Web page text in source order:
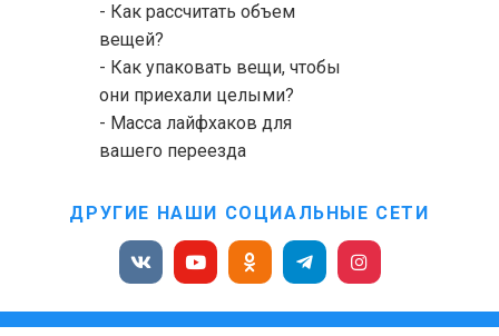
- Как рассчитать объем
вещей?
- Как упаковать вещи, чтобы
они приехали целыми?
- Масса лайфхаков для
вашего переезда
ДРУГИЕ НАШИ СОЦИАЛЬНЫЕ СЕТИ